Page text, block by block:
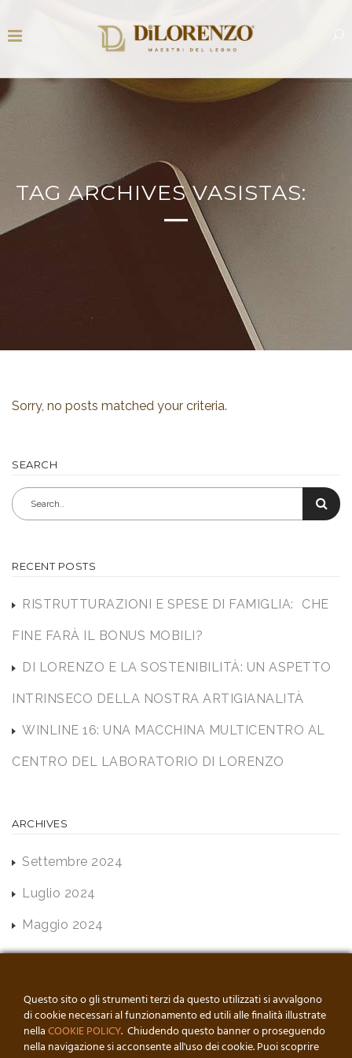
TAG ARCHIVES VASISTAS:
Sorry, no posts matched your criteria.
SEARCH
RECENT POSTS
RISTRUTTURAZIONI E SPESE DI FAMIGLIA: CHE
FINE FARÀ IL BONUS MOBILI?
DI LORENZO E LA SOSTENIBILITÀ: UN ASPETTO
INTRINSECO DELLA NOSTRA ARTIGIANALITÀ
WINLINE 16: UNA MACCHINA MULTICENTRO AL
CENTRO DEL LABORATORIO DI LORENZO
ARCHIVES
Settembre 2024
Luglio 2024
Maggio 2024
Questo sito o gli strumenti terzi da questo utilizzati si avvalgono
di cookie necessari al funzionamento ed utili alle finalità illustrate
nellaCOOKIE POLICY. Chiudendo questo banner o proseguendo
nella navigazione si acconsente all'uso dei cookie. Puoi scoprire